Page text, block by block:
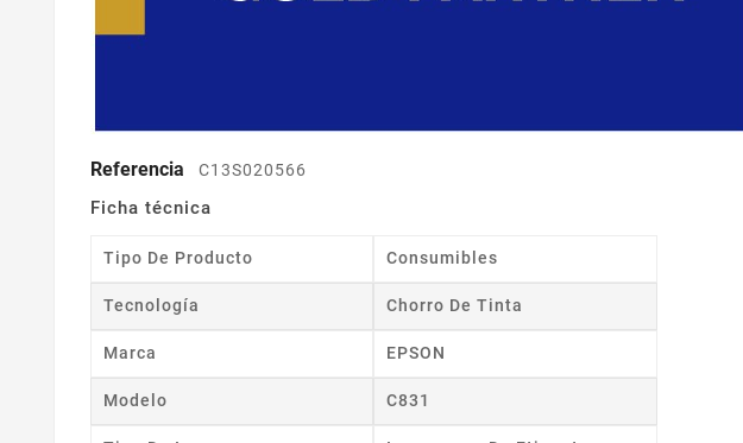
Referencia C13S020566
Ficha técnica
Tipo De Producto Consumibles
Tecnología Chorro De Tinta
Marca EPSON
Modelo C831